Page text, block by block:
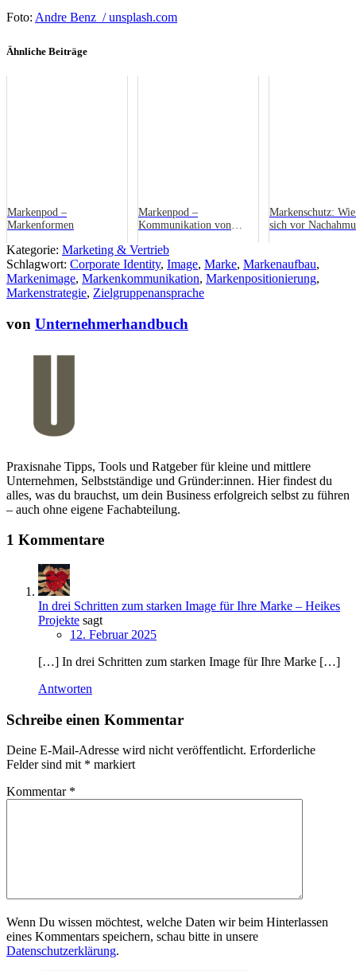
Foto: Andre Benz / unsplash.com
Ähnliche Beiträge
Markenpod –
Markenformen
Markenpod –
Kommunikation von
Markenschutz:
sich vor
Kategorie: Marketing & Vertrieb
Schlagwort: Corporate Identity, Image, Marke, Markenaufbau,
Markenimage, Markenkommunikation, Markenpositionierung,
Markenstrategie, Zielgruppenansprache
von Unternehmerhandbuch
Praxisnahe Tipps, Tools und Ratgeber für kleine und mittlere
Unternehmen, Selbstständige und Gründer:innen. Hier findest du
alles, was du brauchst, um dein Business erfolgreich selbst zu führen
– auch ohne eigene Fachabteilung.
1 Kommentare
In drei Schritten zum starken Image für Ihre Marke – Heikes
Projekte sagt
12. Februar 2025
[…] In drei Schritten zum starken Image für Ihre Marke […]
Antworten
Schreibe einen Kommentar
Deine E-Mail-Adresse wird nicht veröffentlicht. Erforderliche
Felder sind mit * markiert
Kommentar *
Wenn Du wissen möchtest, welche Daten wir beim Hinterlassen
eines Kommentars speichern, schau bitte in unsere
Datenschutzerklärung.